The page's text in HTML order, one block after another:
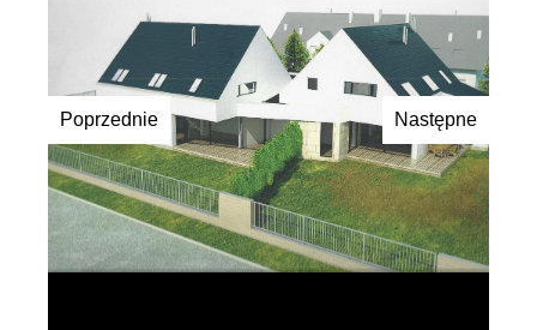
Poprzednie Następne